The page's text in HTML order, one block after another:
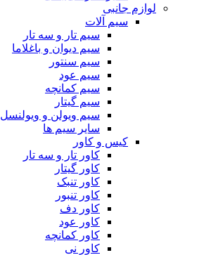
لوازم جانبی
سیم آلات
سیم تار و سه تار
سیم دیوان و باغلاما
سیم سنتور
سیم عود
سیم کمانچه
سیم گیتار
سیم ویولن و ویولنسل
سایر سیم ها
کیس و کاور
کاور تار و سه تار
کاور گیتار
کاور تنبک
کاور تنبور
کاور دف
کاور عود
کاور کمانچه
کاور نی